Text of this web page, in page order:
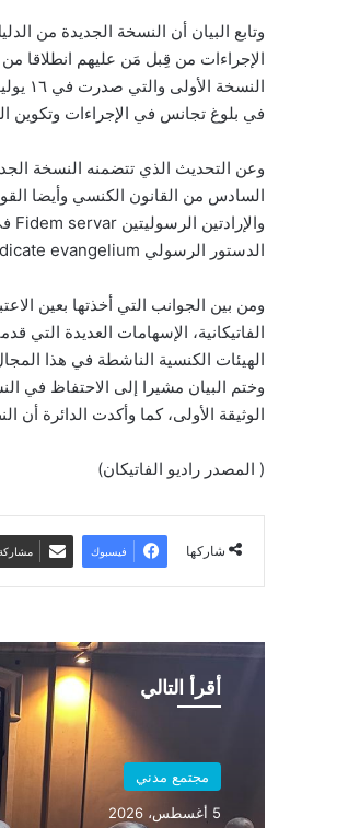
وتابع البيان أن النسخة الجديدة من
الإجراءات من قِبل مَن عليهم انطلاقا
في بلوغ تجانس في الإجراءات وتكوين
وعن التحديث الذي تتضمنه النسخة
الدستور الرسولي Praedicate evangelium في ٥ يونيو ٢٠٢٢.
ومن بين الجوانب التي أخذتها بعين
الفاتيكانية، الإسهامات العديدة التي
الهيئات الكنسية الناشطة في هذا
وختم البيان مشيرا إلى الاحتفاظ في
الوثيقة الأولى، كما وأكدت الدائرة
( المصدر راديو الفاتيكان)
شاركها فيسبوك
أقرأ التالي
مجتمع مدني
5 أغسطس، 2026